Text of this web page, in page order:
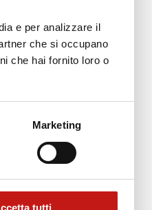
e per analizzare il
che si occupano
che hai fornito loro o
Marketing
tutti